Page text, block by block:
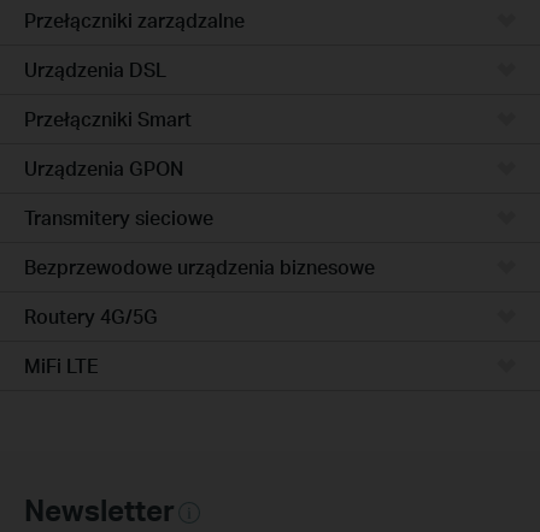
Przełączniki zarządzalne
Urządzenia DSL
Przełączniki Smart
Urządzenia GPON
Transmitery sieciowe
Bezprzewodowe urządzenia biznesowe
Routery 4G/5G
MiFi LTE
Newsletter